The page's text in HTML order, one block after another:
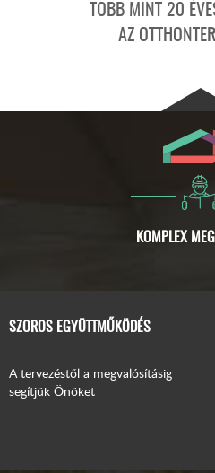
TÖBB MINT 20
AZ
SZOROS EGYÜTTMŰKÖDÉS
A tervezéstől a megvalósításig
segítjük Önöket